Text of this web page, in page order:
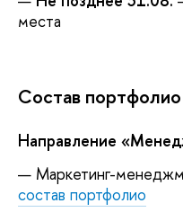
места
Состав
Направление
Маркетинг-
состав портфолио